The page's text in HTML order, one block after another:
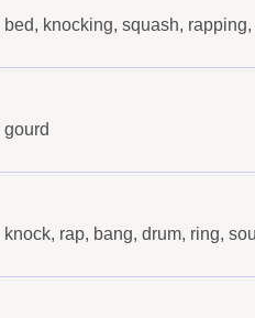
bed, knocking, squash,
gourd
knock, rap, bang, drum, ring,